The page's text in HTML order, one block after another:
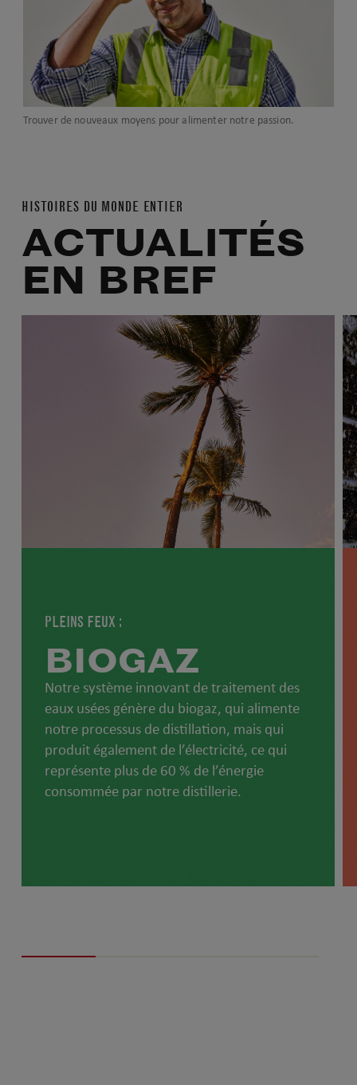
Trouver de nouveaux moyens pour alimenter notre passion.
HISTOIRES DU MONDE ENTIER
ACTUALITÉS
EN BREF
PLEINS FEUX :
BIOGAZ
Notre système innovant de traitement des
eaux usées génère du biogaz, qui alimente
notre processus de distillation, mais qui
produit également de l’électricité, ce qui
représente plus de 60 % de l’énergie
consommée par notre distillerie.